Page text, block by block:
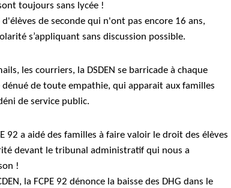
toujours sans lycée !
de seconde qui n'ont pas encore 16 ans,
s’appliquant sans discussion possible.
les courriers, la DSDEN se barricade à chaque
dénué de toute empathie, qui apparait aux familles
de service public.
92 a aidé des familles à faire valoir le droit des élèves
devant le tribunal administratif qui nous a
!
la FCPE 92 dénonce la baisse des DHG dans le